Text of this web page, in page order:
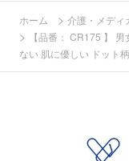
ホーム > 介護・メディ
>
【品番： CR175 】
ない 肌に優しい ドット